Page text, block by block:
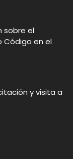
sobre el
Código en el
y visita a